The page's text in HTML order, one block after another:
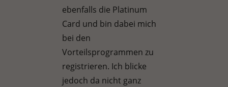
ebenfalls die Platinum
Card und bin dabei mich
bei den
Vorteilsprogrammen zu
registrieren. Ich blicke
jedoch da nicht ganz